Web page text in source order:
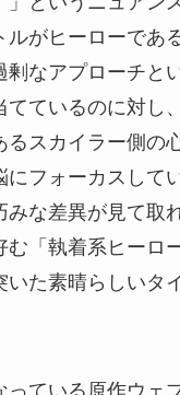
ルがヒーローであ
剰なアプローチと
てているのに対し
るスカイラー側の
にフォーカスして
な差異が見て取
む「執着系ヒーロ
いた素晴らしいタ